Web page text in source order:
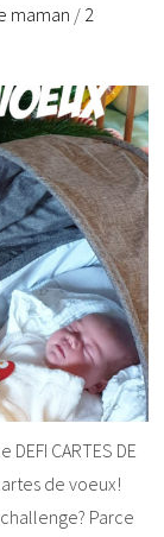
maman / 2
CARTES DE
de voeux!
Parce